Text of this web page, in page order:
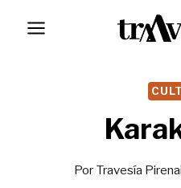
Por Travesía